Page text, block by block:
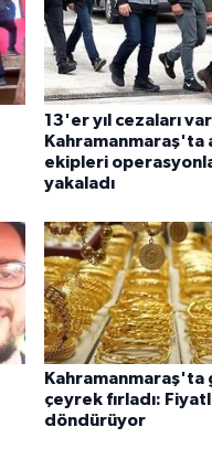
13'er yıl cezaları
Kahramanmaraş'ta
ekipleri
yakaladı
Kahramanmaraş'ta
çeyrek fırladı:
döndürüyor